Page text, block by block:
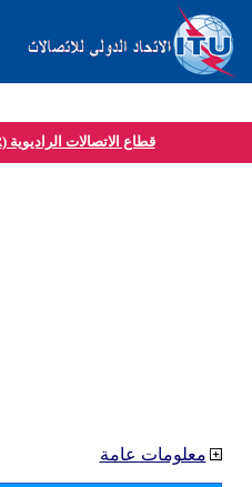
قطاع الاتصالات الراديوية (ITU-R)
معلومات عامة